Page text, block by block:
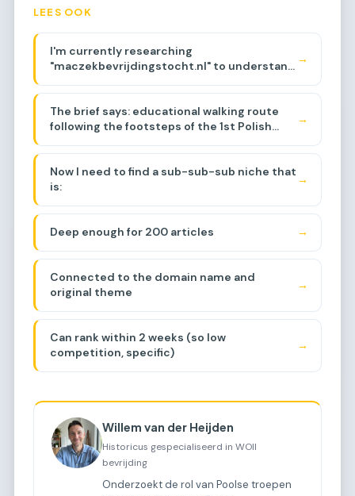
LEES OOK
I'm currently researching
"maczekbevrijdingstocht.nl" to understand
appears to be related to a walking route
commemorating General Maczek and the
Polish liberation of the Netherlands during
Nassau/Breda area. Let me think about the
sub-sub-niche.
→
The brief says: educational walking route
following the footsteps of the 1st Polish
Breda area, liberation of the region.
→
Now I need to find a sub-sub-sub niche that
is:
→
Deep enough for 200 articles →
Connected to the domain name and
original theme
→
Can rank within 2 weeks (so low
competition, specific)
→
Willem van der Heijden
Historicus gespecialiseerd in WOII
bevrijding
Onderzoekt de rol van Poolse troepen